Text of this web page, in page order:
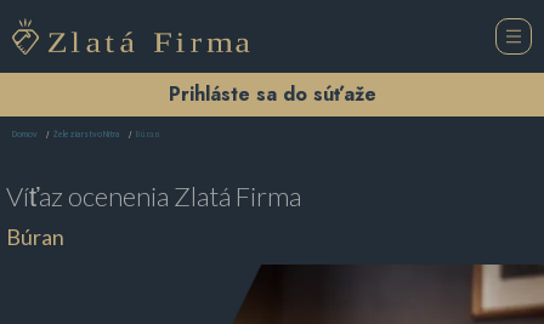
Prihláste sa do súťaže
Domov Železiarstvo Nitra Búran
Víťaz ocenenia Zlatá Firma
Búran